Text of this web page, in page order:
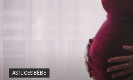
ASTUCES BÉBÉ